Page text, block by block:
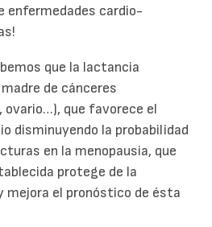
enfermedades cardio-
que la lactancia
de cánceres
ovario…), que favorece el
disminuyendo la probabilidad
en la menopausia, que
protege de la
mejora el pronóstico de ésta